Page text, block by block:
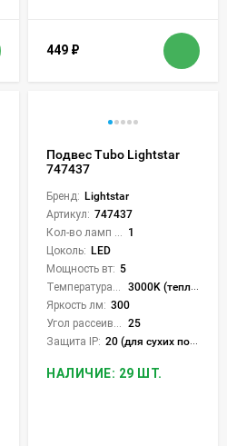
449 ₽
Подвес Tubo Lightstar
747437
Бренд: Lightstar
Артикул: 747437
1
Цоколь: LED
Мощность вт: 5
3000K (теплый)
Яркость лм: 300
25
Защита IP: 20 (для сухих пом.)
НАЛИЧИЕ: 29 ШТ.